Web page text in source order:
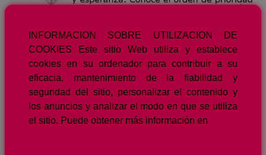
0
By EnMedio InBlog,Coaching - PNL,Noticias Posted13
de mayo de 2019
TALLER ONLINE DE
COACHING CON
INFORMACION SOBRE UTILIZACION DE
COOKIES Este sitio Web utiliza y establece
cookies en su ordenador para contribuir a su
eficacia, mantenimiento de la fiabilidad y
seguridad del sitio, personalizar el contenido y
los anuncios y analizar el modo en que se utiliza
el sitio. Puede obtener más información en